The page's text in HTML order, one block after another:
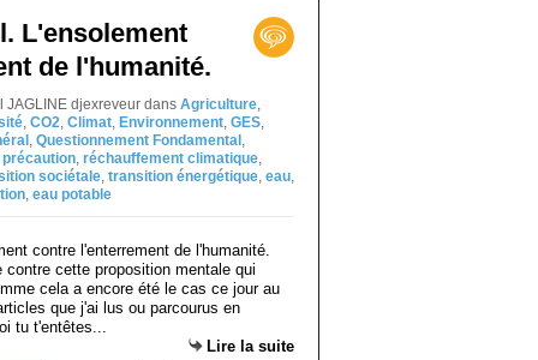
L'ensolement
de l'humanité.
JAGLINE djexreveur dans Agriculture,
, CO2, Climat, Environnement, GES,
, Questionnement Fondamental ,
, réchauffement climatique,
sociétale, transition énergétique, eau,
, eau potable
cette proposition mentale qui
cela a encore été le cas ce jour au
que j'ai lus ou parcourus en
tu t'entêtes...
Lire la suite